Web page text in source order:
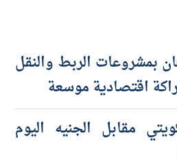
بمشروعات الربط والنقل
اقتصادية موسعة
مقابل الجنيه اليوم